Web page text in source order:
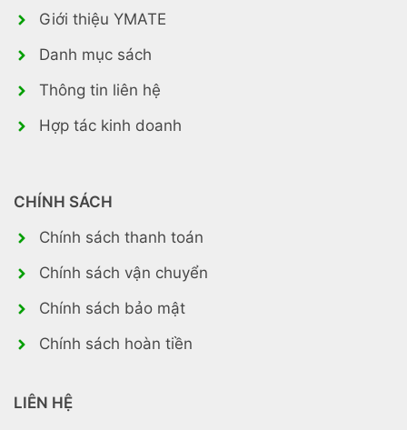
Giới thiệu YMATE
Danh mục sách
Thông tin liên hệ
Hợp tác kinh doanh
CHÍNH SÁCH
Chính sách thanh toán
Chính sách vận chuyển
Chính sách bảo mật
Chính sách hoàn tiền
LIÊN HỆ